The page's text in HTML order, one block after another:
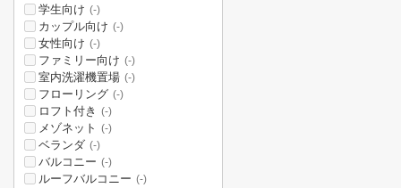
学生向け (-)
カップル向け (-)
女性向け (-)
ファミリー向け (-)
室内洗濯機置場 (-)
フローリング (-)
ロフト付き (-)
メゾネット (-)
ベランダ (-)
バルコニー (-)
ルーフバルコニー (-)